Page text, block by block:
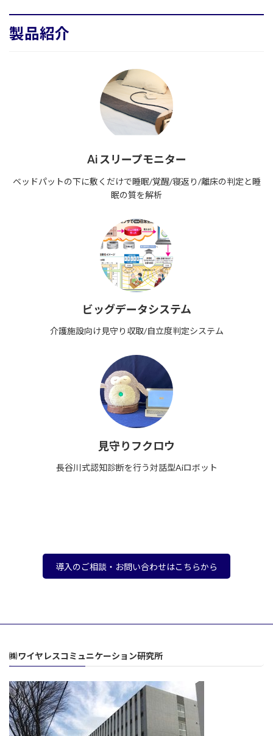
製品紹介
Ai スリープモニター
ベッドパットの下に敷くだけで睡眠/覚醒/寝返り/離床の判定と睡
眠の質を解析
ビッグデータシステム
介護施設向け見守り収取/自立度判定システム
見守りフクロウ
長谷川式認知診断を行う対話型Aiロボット
導入のご相談・お問い合わせはこちらから
㈱ワイヤレスコミュニケーション研究所